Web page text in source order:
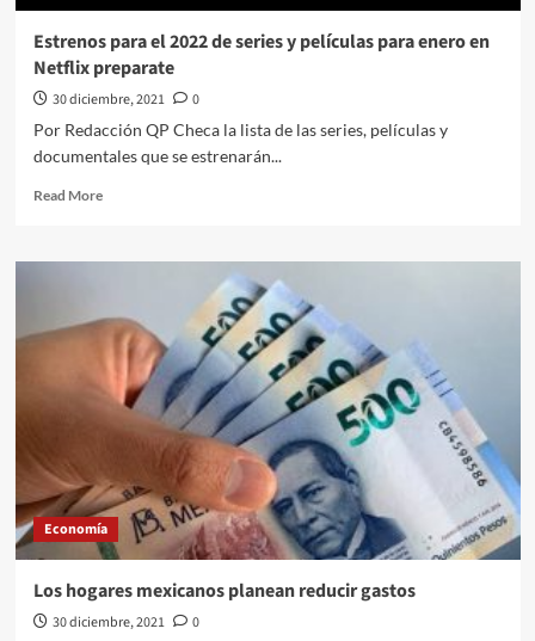
pandemia
Estrenos para el 2022 de series y películas para enero en
Netflix preparate
30 diciembre, 2021
0
Por Redacción QP Checa la lista de las series, películas y
documentales que se estrenarán...
Read MoreRead
Estrenos
2022
series
y
películas
en
Netflix
preparate
Economía
Los hogares mexicanos planean reducir gastos
30 diciembre, 2021
0